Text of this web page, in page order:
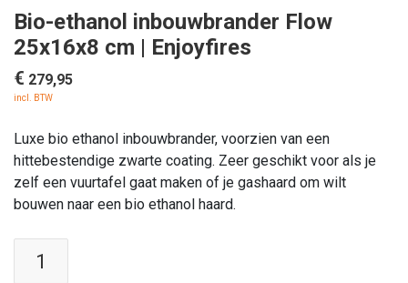
Bio-ethanol inbouwbrander Flow
25x16x8 cm | Enjoyfires
€ 279,95
incl. BTW
Luxe bio ethanol inbouwbrander, voorzien van een
hittebestendige zwarte coating. Zeer geschikt voor als je
zelf een vuurtafel gaat maken of je gashaard om wilt
bouwen naar een bio ethanol haard.
ethanol